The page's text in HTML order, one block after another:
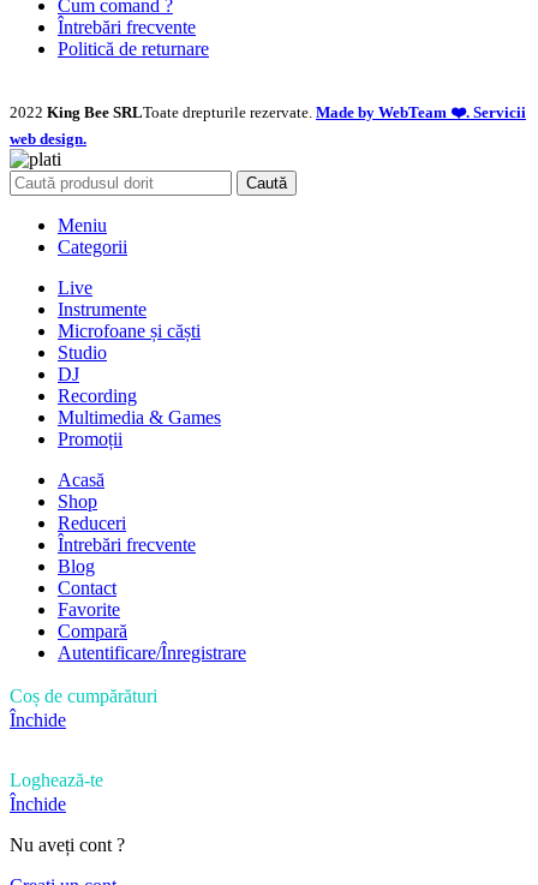
Cum comand ?
Întrebări frecvente
Politică de returnare
2022 King Bee SRLToate drepturile rezervate. Made by WebTeam ❤️. Servicii
web design.
Caută
Meniu
Categorii
Live
Instrumente
Microfoane și căști
Studio
DJ
Recording
Multimedia & Games
Promoții
Acasă
Shop
Reduceri
Întrebări frecvente
Blog
Contact
Favorite
Compară
Autentificare/Înregistrare
Coș de cumpărături
Închide
Loghează-te
Închide
Nu aveți cont ?